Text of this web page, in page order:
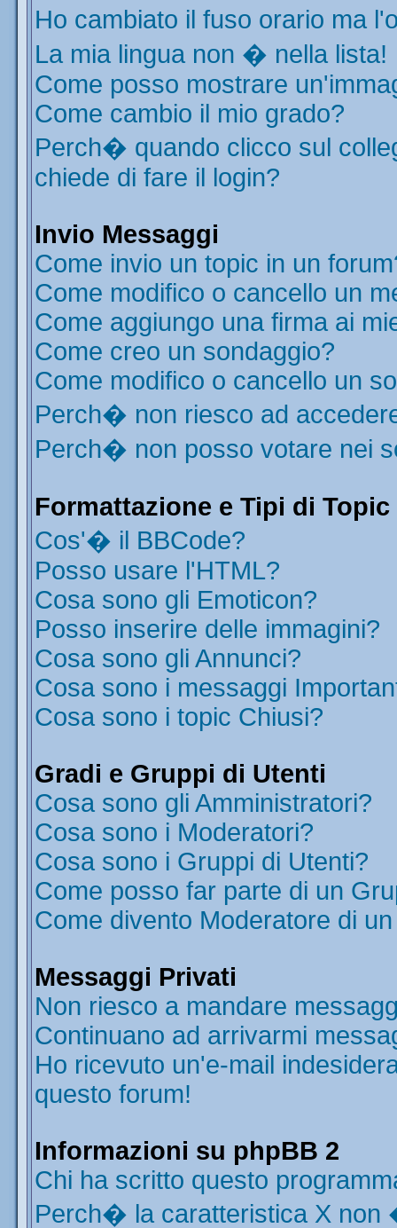
Ho cambiato il fuso orario ma
La mia lingua non � nella lista!
Come posso mostrare
Come cambio il mio grado?
Perch� quando clicco sul
chiede di fare il login?
Invio Messaggi
Come invio un topic in un
Come modifico o cancello un
Come aggiungo una firma ai
Come creo un sondaggio?
Come modifico o cancello un
Perch� non riesco ad
Perch� non posso votare nei
Formattazione e Tipi di Topic
Cos'� il BBCode?
Posso usare l'HTML?
Cosa sono gli Emoticon?
Posso inserire delle immagini?
Cosa sono gli Annunci?
Cosa sono i messaggi
Cosa sono i topic Chiusi?
Gradi e Gruppi di Utenti
Cosa sono gli Amministratori?
Cosa sono i Moderatori?
Cosa sono i Gruppi di Utenti?
Come posso far parte di un
Come divento Moderatore di
Messaggi Privati
Non riesco a mandare
Continuano ad arrivarmi
Ho ricevuto un'e-mail
questo forum!
Informazioni su phpBB 2
Chi ha scritto questo
Perch� la caratteristica X non